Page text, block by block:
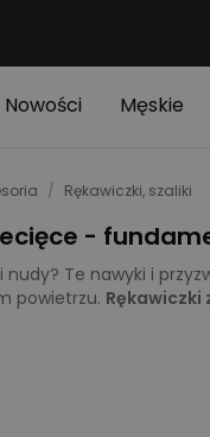
Nowości Męskie
/ Rękawiczki, szaliki
-
nudy? Te nawyki i
powietrzu. Rękawiczki